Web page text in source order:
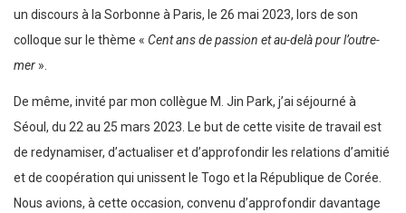
un discours à la Sorbonne à Paris, le 26 mai 2023, lors de son
colloque sur le thème « Cent ans de passion et au-delà pour l’outre-
mer ».
De même, invité par mon collègue M. Jin Park, j’ai séjourné à
Séoul, du 22 au 25 mars 2023. Le but de cette visite de travail est
de redynamiser, d’actualiser et d’approfondir les relations d’amitié
et de coopération qui unissent le Togo et la République de Corée.
Nous avions, à cette occasion, convenu d’approfondir davantage